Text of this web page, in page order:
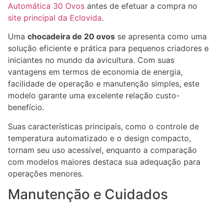
Automática 30 Ovos antes de efetuar a compra no
site principal da Eclovida.
Uma chocadeira de 20 ovos se apresenta como uma
solução eficiente e prática para pequenos criadores e
iniciantes no mundo da avicultura. Com suas
vantagens em termos de economia de energia,
facilidade de operação e manutenção simples, este
modelo garante uma excelente relação custo-
benefício.
Suas características principais, como o controle de
temperatura automatizado e o design compacto,
tornam seu uso acessível, enquanto a comparação
com modelos maiores destaca sua adequação para
operações menores.
Manutenção e Cuidados